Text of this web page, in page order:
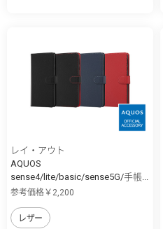
レイ・アウト
AQUOS
sense4/lite/basic/sense5G/手帳...
参考価格￥2,200
レザー